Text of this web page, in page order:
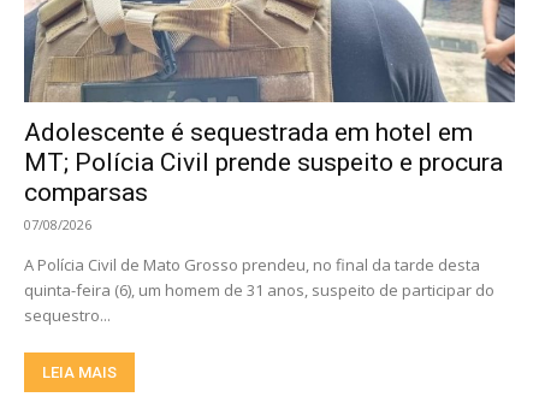
Adolescente é sequestrada em hotel em
MT; Polícia Civil prende suspeito e procura
comparsas
07/08/2026
A Polícia Civil de Mato Grosso prendeu, no final da tarde desta
quinta-feira (6), um homem de 31 anos, suspeito de participar do
sequestro...
LEIA MAIS